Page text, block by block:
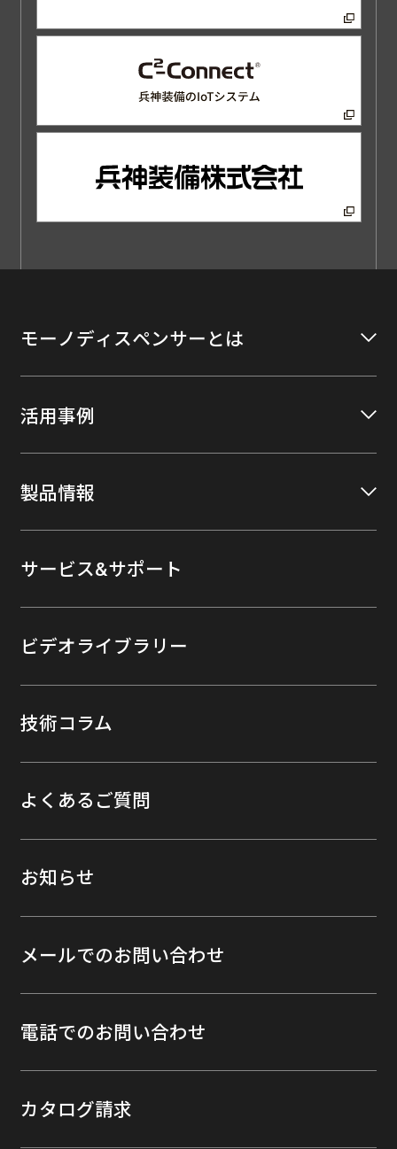
モーノディスペンサーとは
活用事例
製品情報
サービス&サポート
ビデオライブラリー
技術コラム
よくあるご質問
お知らせ
メールでのお問い合わせ
電話でのお問い合わせ
カタログ請求